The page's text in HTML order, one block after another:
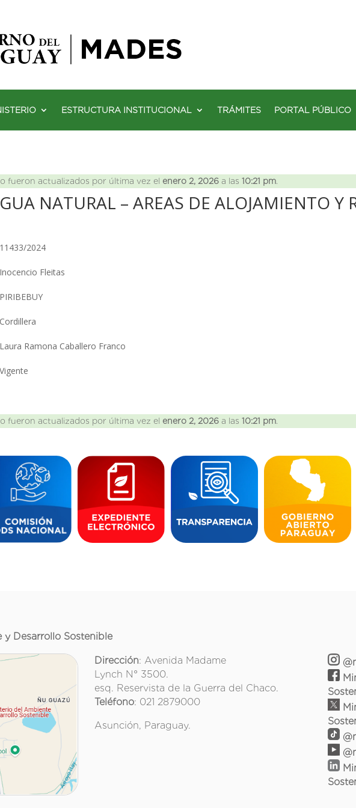
ESTRUCTURA INSTITUCIONAL TRÁMITES PORTAL PÚBLICO
fueron actualizados por última vez el enero 2, 2026 a las10:21 pm
NATURAL – AREAS DE ALOJAMIENTO Y
11433/2024
Inocencio Fleitas
PIRIBEBUY
Cordillera
Laura Ramona Caballero Franco
Vigente
fueron actualizados por última vez el enero 2, 2026 a las10:21 pm
Desarrollo Sostenible
Dirección: Avenida Madame
Lynch N° 3500.
esq. Reservista de la Guerra del Chaco.
Teléfono: 021 2879000
Asunción, Paraguay.